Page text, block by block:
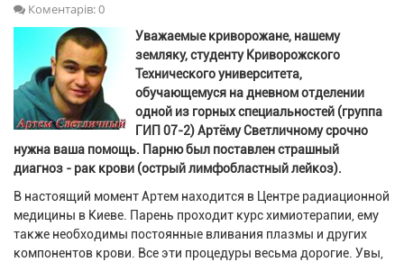
Коментарів: 0
Уважаемые криворожане, нашему
земляку, студенту Криворожского
Технического университета,
обучающемуся на дневном отделении
одной из горных специальностей (группа
ГИП 07-2) Артёму Светличному срочно
нужна ваша помощь. Парню был поставлен страшный
диагноз - рак крови (острый лимфобластный лейкоз).
В настоящий момент Артем находится в Центре радиационной
медицины в Киеве. Парень проходит курс химиотерапии, ему
также необходимы постоянные вливания плазмы и других
компонентов крови. Все эти процедуры весьма дорогие. Увы,